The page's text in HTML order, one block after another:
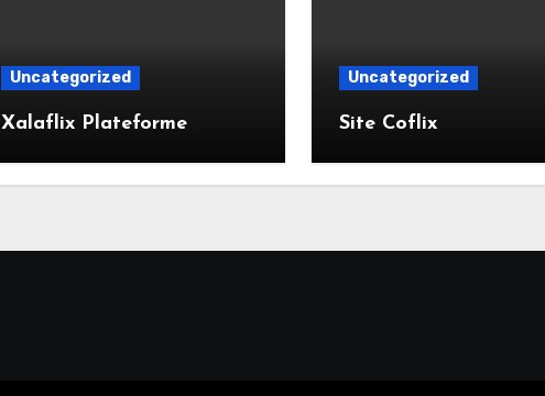
Uncategorized
Xalaflix Plateforme
Uncategorized
Site Coflix